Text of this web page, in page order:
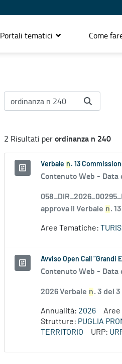
Portali tematici Come
2 Risultati perordinanza n 240
Verbale n . 13
Contenuto Web - Data
approva il Verbale n.
Aree Tematiche:
Avviso Open Call “Grandi
Contenuto Web - Data
2026 Verbale n. 3 del
Annualità: 2026 Aree
Strutture: PUGLIA
TERRITORIO
URP: